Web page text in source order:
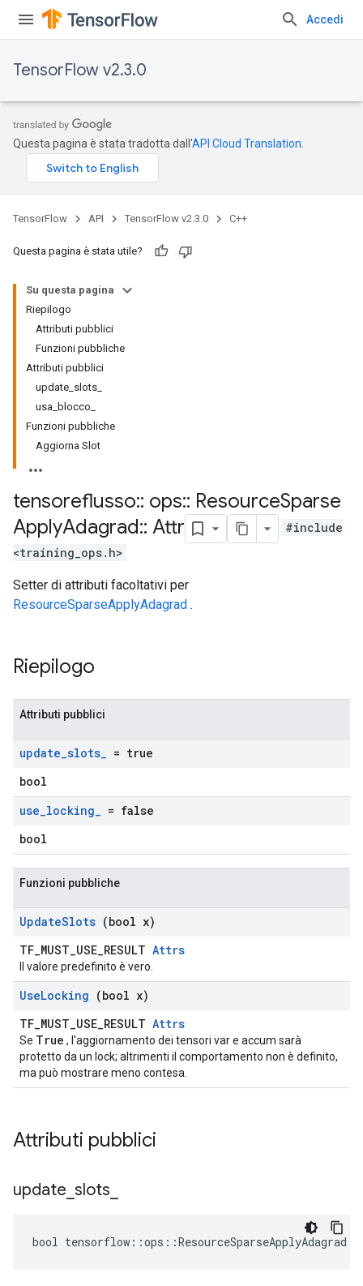
Accedi
TensorFlow v2.3.0
Questa pagina è stata tradotta dall'API Cloud Translation
TensorFlow API TensorFlow v2.3.0 C++
Questa pagina è stata utile?
Su questa pagina
Riepilogo
Attributi pubblici
Funzioni pubbliche
Attributi pubblici
update_slots_
usa_blocco_
Funzioni pubbliche
Aggiorna Slot
tensoreflusso:: ops:: ResourceSparse
ApplyAdagrad:: Attr
#include
<training_ops.h>
Setter di attributi facoltativi per
ResourceSparseApplyAdagrad .
Riepilogo
Attributi pubblici
update_slots_ = true
bool
use_locking_ = false
bool
Funzioni pubbliche
UpdateSlots (bool x)
TF_MUST_USE_RESULT Attrs
Il valore predefinito è vero.
UseLocking (bool x)
TF_MUST_USE_RESULT Attrs
Se True , l'aggiornamento dei tensori var e accum sarà
protetto da un lock; altrimenti il ​​comportamento non è definito,
ma può mostrare meno contesa.
Attributi pubblici
update slots
bool